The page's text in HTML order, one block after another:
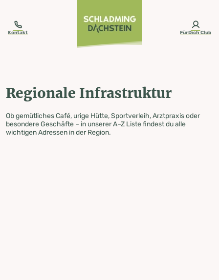
Kontakt FürDich Club
Regionale Infrastruktur
Ob gemütliches Café, urige Hütte, Sportverleih, Arztpraxis oder
besondere Geschäfte – in unserer A–Z Liste findest du alle
wichtigen Adressen in der Region.